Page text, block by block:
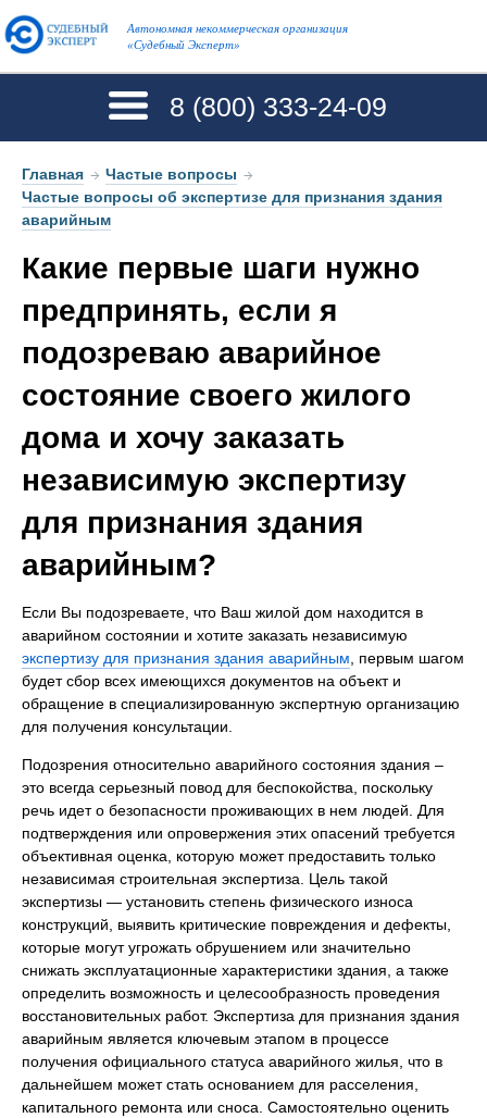
Автономная некоммерческая организация
«Судебный Эксперт»
8 (800) 333-24-09
Главная → Частые вопросы →
Частые вопросы об экспертизе для признания здания
аварийным
Какие первые шаги нужно
предпринять, если я
подозреваю аварийное
состояние своего жилого
дома и хочу заказать
независимую экспертизу
для признания здания
аварийным?
Если Вы подозреваете, что Ваш жилой дом находится в
аварийном состоянии и хотите заказать независимую
экспертизу для признания здания аварийным, первым шагом
будет сбор всех имеющихся документов на объект и
обращение в специализированную экспертную организацию
для получения консультации.
Подозрения относительно аварийного состояния здания –
это всегда серьезный повод для беспокойства, поскольку
речь идет о безопасности проживающих в нем людей. Для
подтверждения или опровержения этих опасений требуется
объективная оценка, которую может предоставить только
независимая строительная экспертиза. Цель такой
экспертизы — установить степень физического износа
конструкций, выявить критические повреждения и дефекты,
которые могут угрожать обрушением или значительно
снижать эксплуатационные характеристики здания, а также
определить возможность и целесообразность проведения
восстановительных работ. Экспертиза для признания здания
аварийным является ключевым этапом в процессе
получения официального статуса аварийного жилья, что в
дальнейшем может стать основанием для расселения,
капитального ремонта или сноса. Самостоятельно оценить